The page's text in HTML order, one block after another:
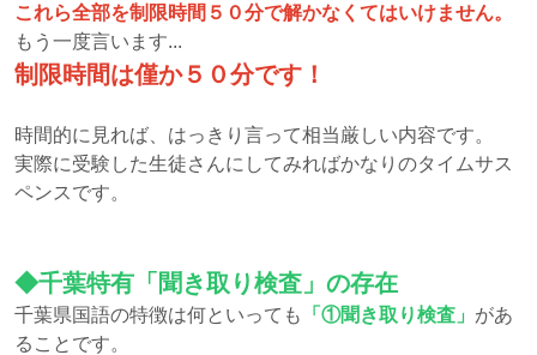
これら全部を制限時間５０分で解かなくてはいけません。
もう一度言います...
制限時間は僅か５０分です！
時間的に見れば、はっきり言って相当厳しい内容です。
実際に受験した生徒さんにしてみればかなりのタイムサス
ペンスです。
◆千葉特有「聞き取り検査」の存在
千葉県国語の特徴は何といっても 「①聞き取り検査」 があ
ることです。